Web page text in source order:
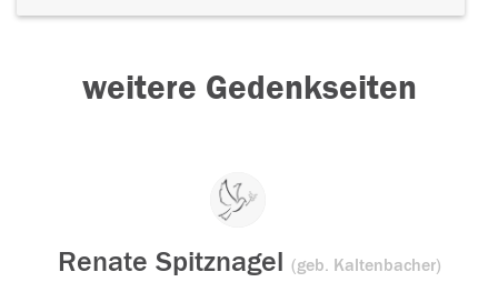
weitere Gedenkseiten
Renate Spitznagel (geb. Kaltenbacher)